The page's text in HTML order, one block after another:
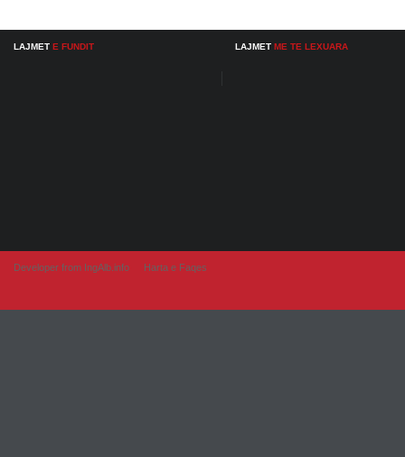
LAJMET E FUNDIT LAJMET ME TE LEXUARA
Developer from IngAlb.info Harta e Faqes